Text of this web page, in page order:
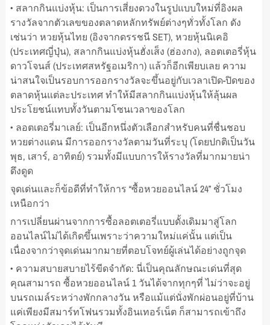
• สลากกินแบ่งหุ้น: เป็นการเสี่ยงดวงในรูปแบบใหม่ที่อิงผล
รางวัลจากตัวเลขของตลาดหลักทรัพย์ต่างๆทั่วทั้งโลก ดัง
เช่นว่า หวยหุ้นไทย (อิงจากดรรชนี SET), หวยหุ้นนิเคอิ
(ประเทศญี่ปุ่น), สลากกินแบ่งหุ้นฮั่งเส็ง (ฮ่องกง), ลอตเตอรี่หุ้น
ดาวโจนส์ (ประเทศสหรัฐอเมริกา) แล้วก็อีกเพียบเลย ความ
น่าสนใจเป็นรอบการออกรางวัลจะขึ้นอยู่กับเวลาเปิด-ปิดของ
ตลาดหุ้นแต่ละประเทศ ทำให้มีสลากกินแบ่งหุ้นให้ลุ้นผล
ประโยชน์แทบทั้งวันตามโซนเวลาของโลก
• ลอตเตอรี่มาเลย์: เป็นอีกหนึ่งตัวเลือกสำหรับคนที่ชื่นชอบ
หวยต่างแดน มีการออกรางวัลตามวันที่ระบุ (โดยปกติเป็นวัน
พุธ, เสาร์, อาทิตย์) รวมทั้งมีแบบการให้รางวัลที่มากมายน่า
ดึงดูด
จุดเด่นและก็ข้อดีที่ทำให้การ “ซื้อหวยออนไลน์ 24” ชั่วโมง
เหนือกว่า
การเปลี่ยนผ่านจากการซื้อลอตเตอรี่แบบดั้งเดิมมาสู่โลก
ออนไลน์ไม่ได้เกิดขึ้นเพราะว่าความใหม่แค่นั้น แต่เป็น
เนื่องจากว่าจุดเด่นมากมายที่ตอบโจทย์ผู้เล่นได้อย่างถูกจุด
• ความสบายสบายไร้ขีดจำกัด: นี่เป็นคุณลักษณะเด่นที่สุด
คุณสามารถ ซื้อหวยออนไลน์ 1 วันได้จากทุกๆที่ ไม่ว่าจะอยู่
บนรถเมล์ระหว่างพักกลางวัน หรือแม้แต่นั่งพักผ่อนอยู่ที่บ้าน
แค่เพียงมีสมาร์ทโฟนรวมทั้งอินเทอร์เน็ต ก็สามารถเข้าถึง